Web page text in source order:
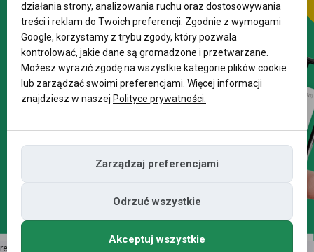
reklama | kup tutaj
działania strony, analizowania ruchu oraz dostosowywania
treści i reklam do Twoich preferencji. Zgodnie z wymogami
Google, korzystamy z trybu zgody, który pozwala
kontrolować, jakie dane są gromadzone i przetwarzane.
Możesz wyrazić zgodę na wszystkie kategorie plików cookie
lub zarządzać swoimi preferencjami. Więcej informacji
znajdziesz w naszej Polityce prywatności.
Zarządzaj preferencjami
Odrzuć wszystkie
Akceptuj wszystkie